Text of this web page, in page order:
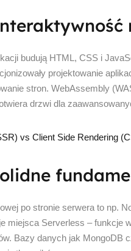
budują HTML, CSS i
projektowanie
stron. WebAssembly
drzwi dla
vs Client Side Rendering
po stronie serwera to np.
miejsca Serverless – funkcje
Bazy danych jak MongoDB